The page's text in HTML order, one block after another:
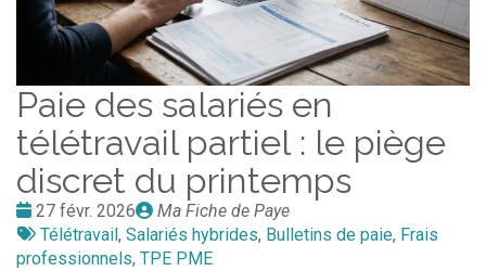
Paie des salariés en
télétravail partiel : le piège
discret du printemps
Date
:
27 févr. 2026
Publié
par
Ma Fiche de Paye
Tags
:
Télétravail, Salariés hybrides, Bulletins de paie, Frais
professionnels, TPE PME